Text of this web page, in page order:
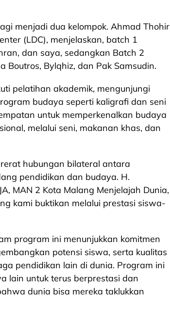
menjadi dua kelompok. Ahmad Thohir
(LDC), menjelaskan, batch 1
dan saya, sedangkan Batch 2
Boutros, Bylqhiz, dan Pak Samsudin.
pelatihan akademik, mengunjungi
budaya seperti kaligrafi dan seni
untuk memperkenalkan budaya
melalui seni, makanan khas, dan
hubungan bilateral antara
pendidikan dan budaya. H.
MAN 2 Kota Malang Menjelajah Dunia,
kami buktikan melalui prestasi siswa-
program ini menunjukkan komitmen
potensi siswa, serta kualitas
pendidikan lain di dunia. Program ini
lain untuk terus berprestasi dan
dunia bisa mereka taklukkan